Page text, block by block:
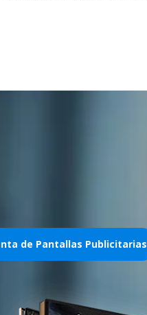
de Pantallas Publicitarias